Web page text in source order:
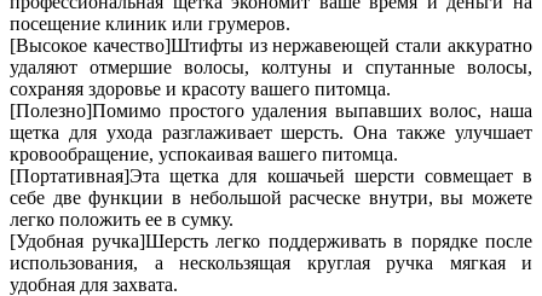
посещение клиник или грумеров.
[Высокое качество]Штифты из нержавеющей стали аккуратно
удаляют отмершие волосы, колтуны и спутанные волосы,
сохраняя здоровье и красоту вашего питомца.
[Полезно]Помимо простого удаления выпавших волос, наша
щетка для ухода разглаживает шерсть. Она также улучшает
кровообращение, успокаивая вашего питомца.
[Портативная]Эта щетка для кошачьей шерсти совмещает в
себе две функции в небольшой расческе внутри, вы можете
легко положить ее в сумку.
[Удобная ручка]Шерсть легко поддерживать в порядке после
использования, а нескользящая круглая ручка мягкая и
удобная для захвата.